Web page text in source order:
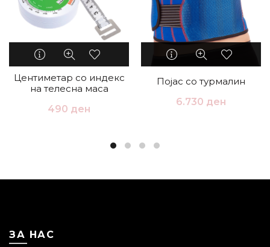
Центиметар со индекс
на телесна маса
490 ден
Појас со турмалин
6.730 ден
ЗА НАС